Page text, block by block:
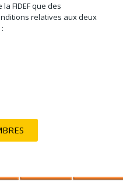
FIDEF que des
relatives aux deux